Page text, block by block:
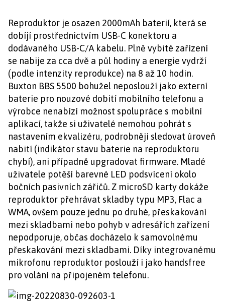
Reproduktor je osazen 2000mAh baterií, která se
dobíjí prostřednictvím USB-C konektoru a
dodávaného USB-C/A kabelu. Plně vybité zařízení
se nabije za cca dvě a půl hodiny a energie vydrží
(podle intenzity reprodukce) na 8 až 10 hodin.
Buxton BBS 5500 bohužel neposlouží jako externí
baterie pro nouzové dobití mobilního telefonu a
výrobce nenabízí možnost spolupráce s mobilní
aplikací, takže si uživatelé nemohou pohrát s
nastavením ekvalizéru, podrobněji sledovat úroveň
nabití (indikátor stavu baterie na reproduktoru
chybí), ani případně upgradovat firmware. Mladé
uživatele potěší barevné LED podsvícení okolo
bočních pasivních zářičů. Z microSD karty dokáže
reproduktor přehrávat skladby typu MP3, Flac a
WMA, ovšem pouze jednu po druhé, přeskakování
mezi skladbami nebo pohyb v adresářích zařízení
nepodporuje, občas docházelo k samovolnému
přeskakování mezi skladbami. Díky integrovanému
mikrofonu reproduktor poslouží i jako handsfree
pro volání na připojeném telefonu.